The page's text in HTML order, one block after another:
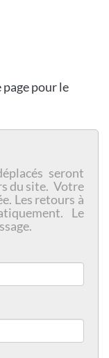
pour le
seront
du site. Votre
Les retours à
Le